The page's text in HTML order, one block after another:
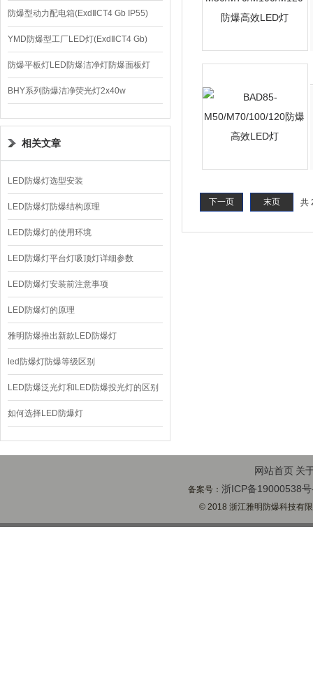
防爆型动力配电箱(ExdⅡCT4 Gb IP55)
YMD防爆型工厂LED灯(ExdⅡCT4 Gb)
220V/150W
防爆平板灯LED防爆洁净灯防爆面板灯
BHY系列防爆洁净荧光灯2x40w
相关文章
LED防爆灯选型安装
LED防爆灯防爆结构原理
LED防爆灯的使用环境
LED防爆灯平台灯吸顶灯详细参数
LED防爆灯安装前注意事项
LED防爆灯的原理
雅明防爆推出新款LED防爆灯
led防爆灯防爆等级区别
LED防爆泛光灯和LED防爆投光灯的区别
如何选择LED防爆灯
共
下一页 末页
网站首页 关
备案号：浙ICP备19000538
© 2018 浙江雅明防爆科技有